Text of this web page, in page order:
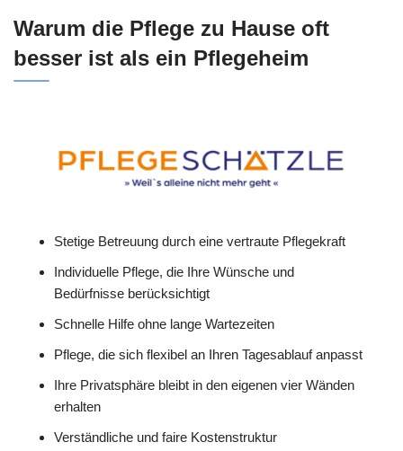
Warum die Pflege zu Hause oft
besser ist als ein Pflegeheim
Stetige Betreuung durch eine vertraute Pflegekraft
Individuelle Pflege, die Ihre Wünsche und
Bedürfnisse berücksichtigt
Schnelle Hilfe ohne lange Wartezeiten
Pflege, die sich flexibel an Ihren Tagesablauf anpasst
Ihre Privatsphäre bleibt in den eigenen vier Wänden
erhalten
Verständliche und faire Kostenstruktur